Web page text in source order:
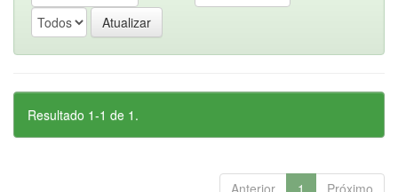
Resultado 1-1 de 1.
Anterior 1 Próximo